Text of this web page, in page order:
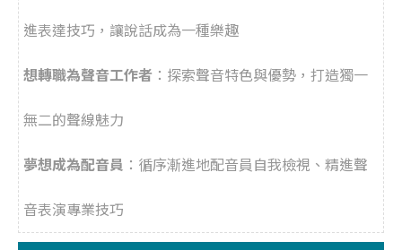
進表達技巧，讓說話成為一種樂趣
想轉職為聲音工作者 ：探索聲音特色與優勢，打造獨一
無二的聲線魅力
夢想成為配音員 ：循序漸進地配音員自我檢視、精進聲
音表演專業技巧